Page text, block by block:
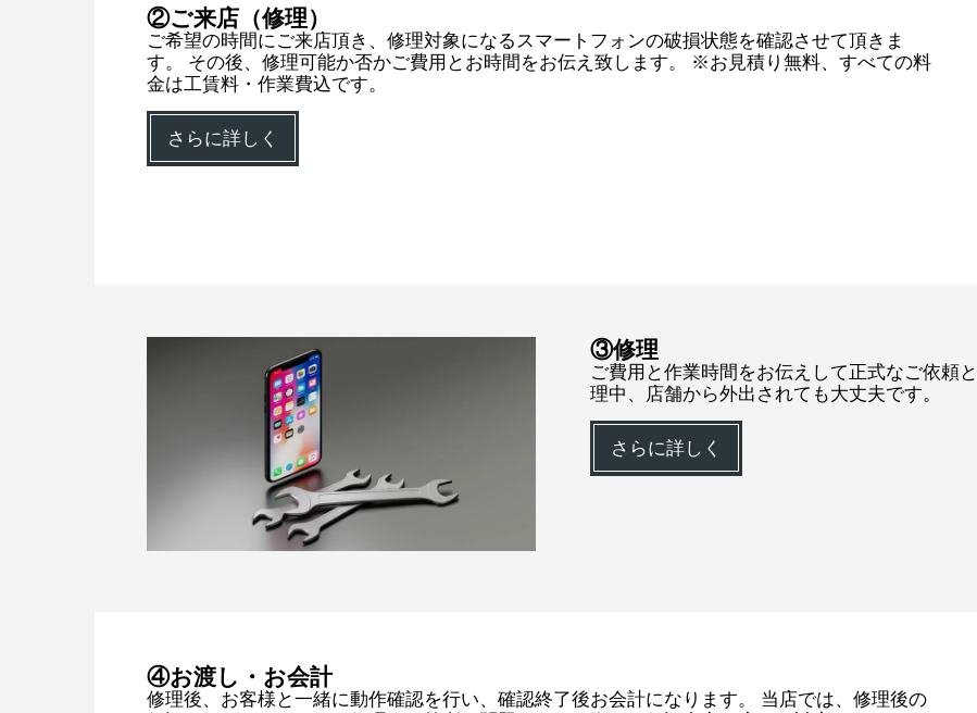
②ご来店（修理）
ご希望の時間にご来店頂き、修理対象になるスマートフォンの破損状態を確認させて頂きま
す。 その後、修理可能か否かご費用とお時間をお伝え致します。 ※お見積り無料、すべての料
金は工賃料・作業費込です。
さらに詳しく
③修理
ご費用と作業時間をお伝えして正式なご依頼
理中、店舗から外出されても大丈夫です。
さらに詳しく
④お渡し・お会計
修理後、お客様と一緒に動作確認を行い、確認終了後お会計になります。 当店では、修理後の